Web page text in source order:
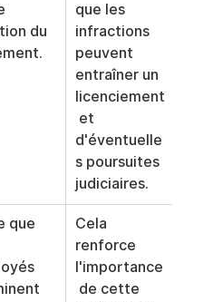
du
que les
infractions
peuvent
entraîner un
licenciement
et
d'éventuelle
s poursuites
judiciaires.
que
Cela
renforce
l'importance
de cette